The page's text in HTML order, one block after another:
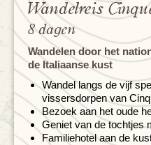
Wandelreis
8 dagen
Wandelen door het
de Italiaanse kust
Wandel langs de vijf
vissersdorpen van
Bezoek aan het oude
Geniet van de tochtjes
Familiehotel aan de